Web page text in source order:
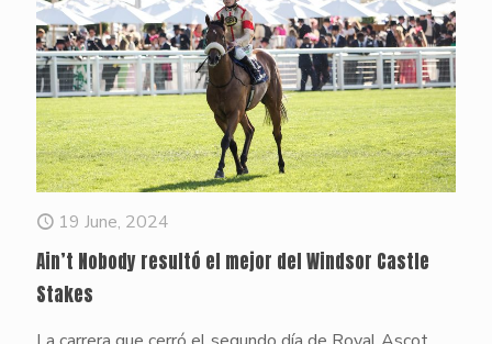
19 June, 2024
Ain’t Nobody resultó el mejor del Windsor Castle
Stakes